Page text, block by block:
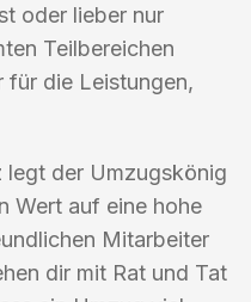
oder lieber nur
Teilbereichen
für die Leistungen,
legt der Umzugskönig
Wert auf eine hohe
Mitarbeiter
dir mit Rat und Tat